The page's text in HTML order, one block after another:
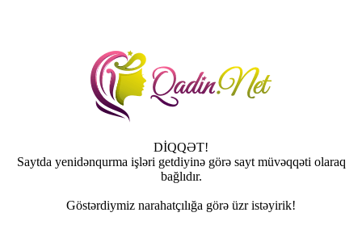
DİQQƏT!
Saytda yenidənqurma işləri getdiyinə görə sayt müvəqqəti olaraq
bağlıdır.
Göstərdiymiz narahatçılığa görə üzr istəyirik!